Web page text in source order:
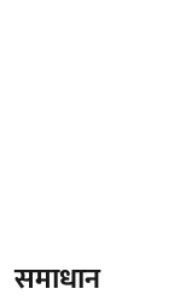
समाधान